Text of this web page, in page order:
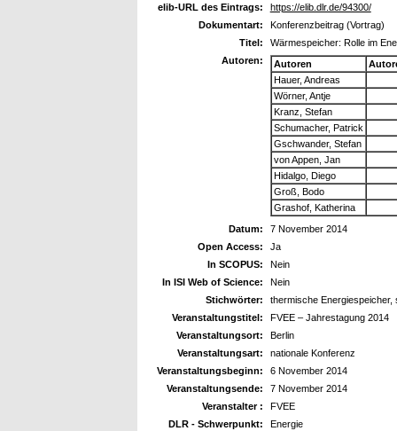
elib-URL des Eintrags:
https://elib.dlr.de/94300/
Dokumentart:
Konferenzbeitrag (Vortrag)
Titel:
Wärmespeicher: Rolle im
Autoren:
Autoren
Hauer, Andreas
Wörner, Antje
Kranz, Stefan
Schumacher, Patrick
Gschwander, Stefan
von Appen, Jan
Hidalgo, Diego
Groß, Bodo
Grashof, Katherina
Datum:
7 November 2014
Open Access:
Ja
In SCOPUS:
Nein
In ISI Web of Science:
Nein
Stichwörter:
thermische Energiespeicher,
Veranstaltungstitel:
FVEE – Jahrestagung 2014
Veranstaltungsort:
Berlin
Veranstaltungsart:
nationale Konferenz
Veranstaltungsbeginn:
6 November 2014
Veranstaltungsende:
7 November 2014
Veranstalter :
FVEE
DLR - Schwerpunkt:
Energie